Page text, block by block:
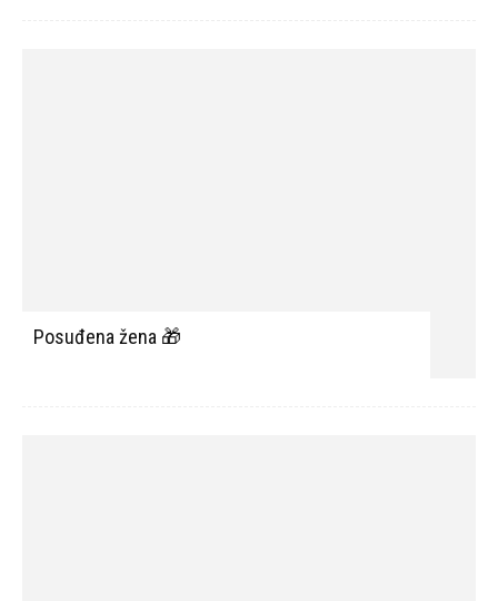
Posuđena žena 🎁